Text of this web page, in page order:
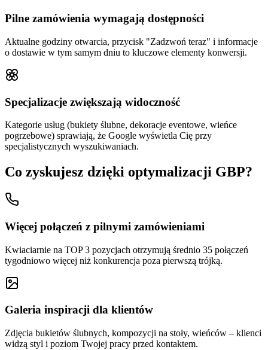
Pilne zamówienia wymagają dostępności
Aktualne godziny otwarcia, przycisk "Zadzwoń teraz" i informacje
o dostawie w tym samym dniu to kluczowe elementy konwersji.
Specjalizacje zwiększają widoczność
Kategorie usług (bukiety ślubne, dekoracje eventowe, wieńce
pogrzebowe) sprawiają, że Google wyświetla Cię przy
specjalistycznych wyszukiwaniach.
Co zyskujesz dzięki optymalizacji GBP?
Więcej połączeń z pilnymi zamówieniami
Kwiaciarnie na TOP 3 pozycjach otrzymują średnio 35 połączeń
tygodniowo więcej niż konkurencja poza pierwszą trójką.
Galeria inspiracji dla klientów
Zdjęcia bukietów ślubnych, kompozycji na stoły, wieńców – klienci
widzą styl i poziom Twojej pracy przed kontaktem.